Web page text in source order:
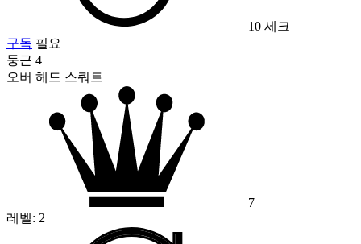
10 세크
구독 필요
둥근 4
오버 헤드 스쿼트
7
레벨: 2